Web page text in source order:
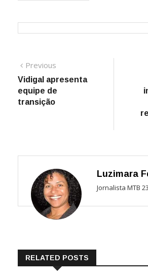
Navegação
de
Post
Previous
post:
Vidigal apresenta
equipe de
transição
Luzimara
Jornalista MTB
RELATED POSTS